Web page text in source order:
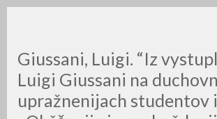
Giussani, Luigi. “Iz
Luigi Giussani na
upražnenijach studentov